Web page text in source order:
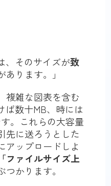
、そのサイズが致
ります。」
複雑な図表を含む
ば数十MB、時には
。これらの大容量
先に送ろうとした
アップロードしよ
「ファイルサイズ上
かります。